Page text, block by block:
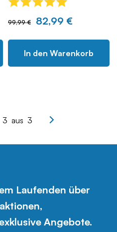
99,99 € 82,99 €
In den Warenkorb
3 aus 3
Laufenden über
Angebote.